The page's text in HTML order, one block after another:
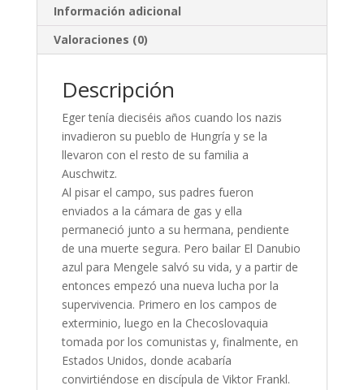
Información adicional
Valoraciones (0)
Descripción
Eger tenía dieciséis años cuando los nazis
invadieron su pueblo de Hungría y se la
llevaron con el resto de su familia a
Auschwitz.
Al pisar el campo, sus padres fueron
enviados a la cámara de gas y ella
permaneció junto a su hermana, pendiente
de una muerte segura. Pero bailar El Danubio
azul para Mengele salvó su vida, y a partir de
entonces empezó una nueva lucha por la
supervivencia. Primero en los campos de
exterminio, luego en la Checoslovaquia
tomada por los comunistas y, finalmente, en
Estados Unidos, donde acabaría
convirtiéndose en discípula de Viktor Frankl.